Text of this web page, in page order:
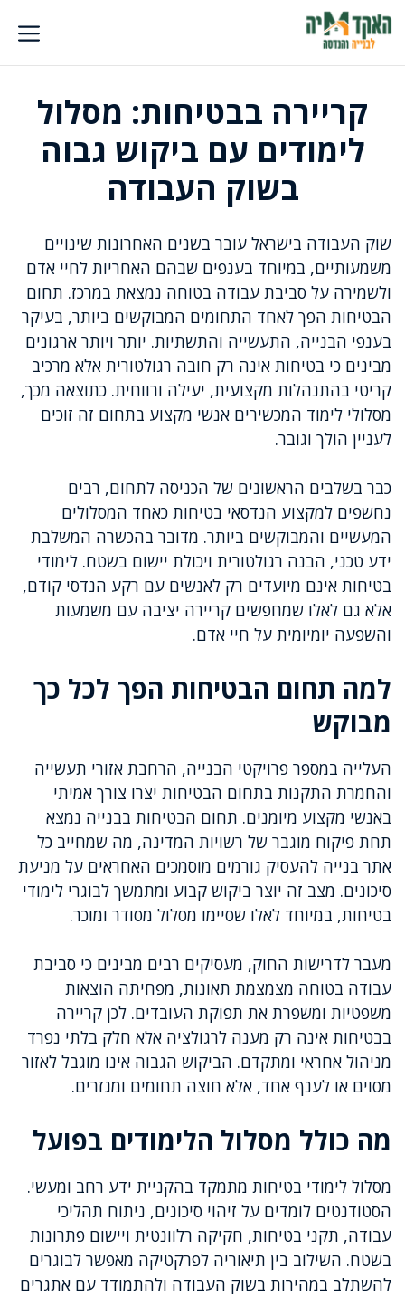
לדלג
לתוכן
קריירה בבטיחות: מסלול
לימודים עם ביקוש גבוה
בשוק העבודה
שוק העבודה בישראל עובר בשנים האחרונות שינויים
משמעותיים, במיוחד בענפים שבהם האחריות לחיי אדם
ולשמירה על סביבת עבודה בטוחה נמצאת במרכז. תחום
הבטיחות הפך לאחד התחומים המבוקשים ביותר, בעיקר
בענפי הבנייה, התעשייה והתשתיות. יותר ויותר ארגונים
מבינים כי בטיחות אינה רק חובה רגולטורית אלא מרכיב
קריטי בהתנהלות מקצועית, יעילה ורווחית. כתוצאה מכך,
מסלולי לימוד המכשירים אנשי מקצוע בתחום זה זוכים
לעניין הולך וגובר.
כבר בשלבים הראשונים של הכניסה לתחום, רבים
נחשפים למקצוע הנדסאי בטיחות כאחד המסלולים
המעשיים והמבוקשים ביותר. מדובר בהכשרה המשלבת
ידע טכני, הבנה רגולטורית ויכולת יישום בשטח. לימודי
בטיחות אינם מיועדים רק לאנשים עם רקע הנדסי קודם,
אלא גם לאלו שמחפשים קריירה יציבה עם משמעות
והשפעה יומיומית על חיי אדם.
למה תחום הבטיחות הפך לכל כך
מבוקש
העלייה במספר פרויקטי הבנייה, הרחבת אזורי תעשייה
והחמרת התקנות בתחום הבטיחות יצרו צורך אמיתי
באנשי מקצוע מיומנים. תחום הבטיחות בבנייה נמצא
תחת פיקוח מוגבר של רשויות המדינה, מה שמחייב כל
אתר בנייה להעסיק גורמים מוסמכים האחראים על מניעת
סיכונים. מצב זה יוצר ביקוש קבוע ומתמשך לבוגרי לימודי
בטיחות, במיוחד לאלו שסיימו מסלול מסודר ומוכר.
מעבר לדרישות החוק, מעסיקים רבים מבינים כי סביבת
עבודה בטוחה מצמצמת תאונות, מפחיתה הוצאות
משפטיות ומשפרת את תפוקת העובדים. לכן קריירה
בבטיחות אינה רק מענה לרגולציה אלא חלק בלתי נפרד
מניהול אחראי ומתקדם. הביקוש הגבוה אינו מוגבל לאזור
מסוים או לענף אחד, אלא חוצה תחומים ומגזרים.
מה כולל מסלול הלימודים בפועל
מסלול לימודי בטיחות מתמקד בהקניית ידע רחב ומעשי.
הסטודנטים לומדים על זיהוי סיכונים, ניתוח תהליכי
עבודה, תקני בטיחות, חקיקה רלוונטית ויישום פתרונות
בשטח. השילוב בין תיאוריה לפרקטיקה מאפשר לבוגרים
להשתלב במהירות בשוק העבודה ולהתמודד עם אתגרים